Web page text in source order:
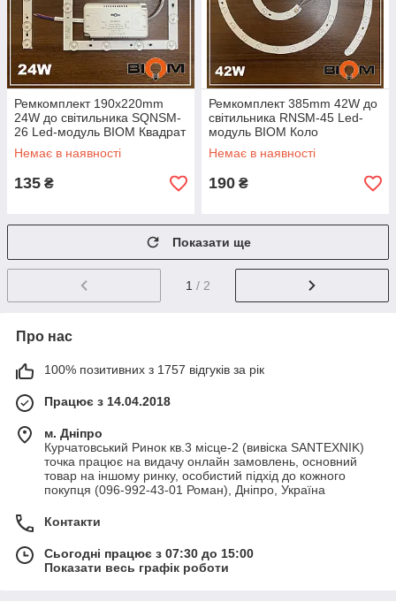
Ремкомплект 190х220mm
24W до світильника SQNSM-
26 Led-модуль BIOM Квадрат
Немає в наявності
135 ₴
Ремкомплект 385mm 42W до
світильника RNSM-45 Led-
модуль BIOM Коло
Немає в наявності
190 ₴
Показати ще
1 / 2
Про нас
100% позитивних з 1757 відгуків за рік
Працює з 14.04.2018
м. Дніпро
Курчатовський Ринок кв.3 місце-2 (вивіска SANTEXNIK)
точка працює на видачу онлайн замовлень, основний
товар на іншому ринку, особистий підхід до кожного
покупця (096-992-43-01 Роман), Дніпро, Україна
Контакти
Сьогодні працює з 07:30 до 15:00
Показати весь графік роботи